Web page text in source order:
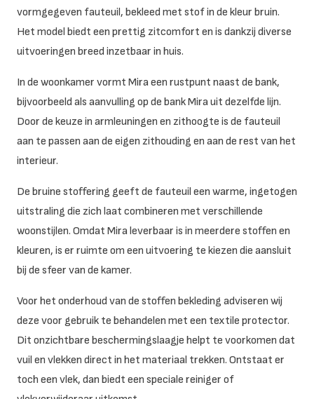
vormgegeven fauteuil, bekleed met stof in de kleur bruin.
Het model biedt een prettig zitcomfort en is dankzij diverse
uitvoeringen breed inzetbaar in huis.
In de woonkamer vormt Mira een rustpunt naast de bank,
bijvoorbeeld als aanvulling op de bank Mira uit dezelfde lijn.
Door de keuze in armleuningen en zithoogte is de fauteuil
aan te passen aan de eigen zithouding en aan de rest van het
interieur.
De bruine stoffering geeft de fauteuil een warme, ingetogen
uitstraling die zich laat combineren met verschillende
woonstijlen. Omdat Mira leverbaar is in meerdere stoffen en
kleuren, is er ruimte om een uitvoering te kiezen die aansluit
bij de sfeer van de kamer.
Voor het onderhoud van de stoffen bekleding adviseren wij
deze voor gebruik te behandelen met een textile protector.
Dit onzichtbare beschermingslaagje helpt te voorkomen dat
vuil en vlekken direct in het materiaal trekken. Ontstaat er
toch een vlek, dan biedt een speciale reiniger of